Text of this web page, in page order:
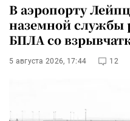
В аэропорту
наземной службы
БПЛА со
5 августа 2026, 17:44 12